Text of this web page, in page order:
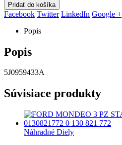
Pridať do košíka
Facebook Twitter LinkedIn Google +
Popis
Popis
5J0959433A
Súvisiace produkty
Náhradné Diely